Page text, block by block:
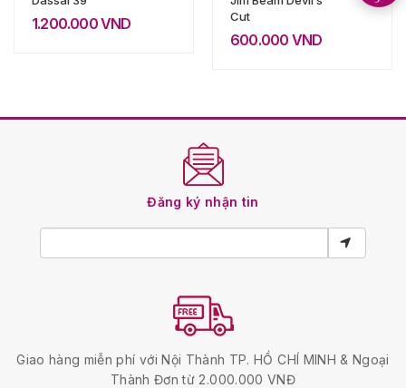
1.200.000VND
Cut
600.000 VND
Đăng ký nhận tin
Giao hàng miễn phí với Nội Thành TP. HỒ CHÍ MINH & Ngoại
Thành Đơn từ 2.000.000 VNĐ